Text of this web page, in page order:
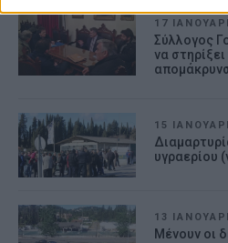
I want to allow Google to
related to security,
authentication
prevention, and other
17
Σύλλογος
να
15
υγραερίου
13
Μένουν οι